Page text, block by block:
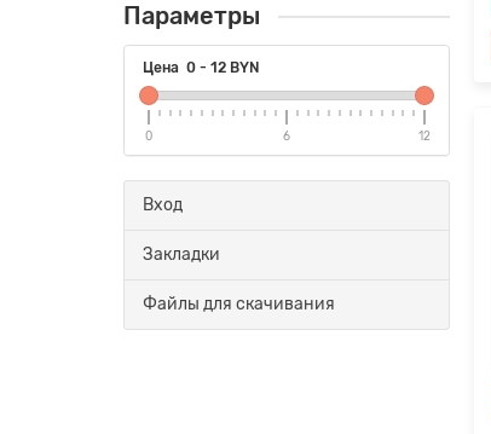
Параметры
Цена 0 - 12 BYN
0 6 12
Вход
Закладки
Файлы для скачивания